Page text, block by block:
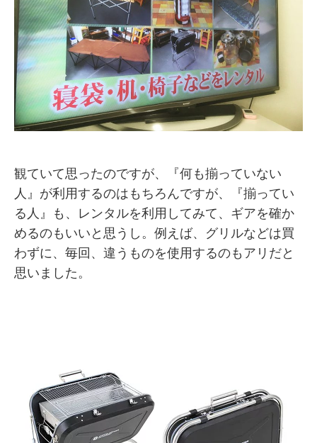
観ていて思ったのですが、『何も揃っていない
人』が利用するのはもちろんですが、『揃ってい
る人』も、レンタルを利用してみて、ギアを確か
めるのもいいと思うし。例えば、グリルなどは買
わずに、毎回、違うものを使用するのもアリだと
思いました。